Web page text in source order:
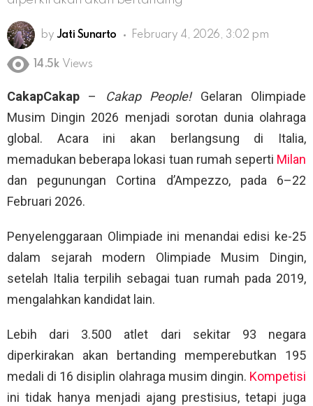
by Jati Sunarto February 4, 2026, 3:02 pm
14.5k Views
CakapCakap – Cakap People!Gelaran Olimpiade
Musim Dingin 2026 menjadi sorotan dunia olahraga
global. Acara ini akan berlangsung di Italia,
memadukan beberapa lokasi tuan rumah seperti Milan
dan pegunungan Cortina d’Ampezzo, pada 6–22
Februari 2026.
Penyelenggaraan Olimpiade ini menandai edisi ke-25
dalam sejarah modern Olimpiade Musim Dingin,
setelah Italia terpilih sebagai tuan rumah pada 2019,
mengalahkan kandidat lain.
Lebih dari 3.500 atlet dari sekitar 93 negara
diperkirakan akan bertanding memperebutkan 195
medali di 16 disiplin olahraga musim dingin. Kompetisi
ini tidak hanya menjadi ajang prestisius, tetapi juga